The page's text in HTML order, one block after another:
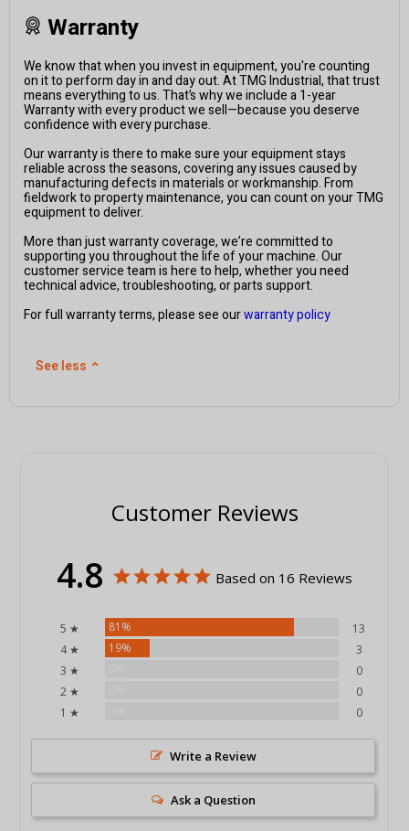
Warranty
We know that when you invest in equipment, you're counting
on it to perform day in and day out. At TMG Industrial, that trust
means everything to us. That’s why we include a 1-year
Warranty with every product we sell—because you deserve
confidence with every purchase.
Our warranty is there to make sure your equipment stays
reliable across the seasons, covering any issues caused by
manufacturing defects in materials or workmanship. From
fieldwork to property maintenance, you can count on your TMG
equipment to deliver.
More than just warranty coverage, we’re committed to
supporting you throughout the life of your machine. Our
customer service team is here to help, whether you need
technical advice, troubleshooting, or parts support.
For full warranty terms, please see ourwarranty policy
See less ⌃
Customer Reviews
4.8 Based on 16 Reviews
5 ★ 81%
13
4 ★
19%
3
3 ★
0
2 ★
0
1 ★
0
Write a Review
Ask a Question